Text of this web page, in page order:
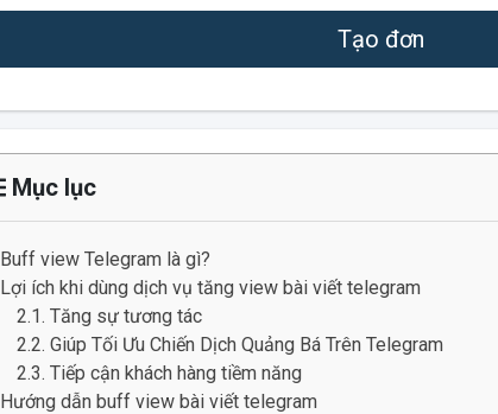
Tạo đơn
Mục lục
Buff view Telegram là gì?
Lợi ích khi dùng dịch vụ tăng view bài viết telegram
Tăng sự tương tác
Giúp Tối Ưu Chiến Dịch Quảng Bá Trên Telegram
Tiếp cận khách hàng tiềm năng
Hướng dẫn buff view bài viết telegram